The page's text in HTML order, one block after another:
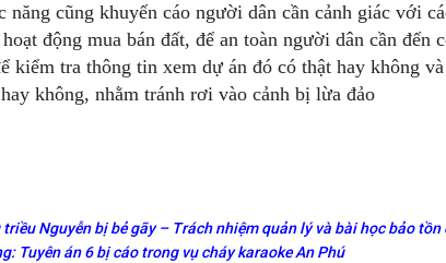
năng cũng khuyến cáo người dân cần cảnh giác với
động mua bán đất, để an toàn người dân cần đến
kiểm tra thông tin xem dự án đó có thật hay không
không, nhằm tránh rơi vào cảnh bị lừa đảo
Nguyễn bị bẻ gãy – Trách nhiệm quản lý và bài học bảo tồn
Tuyên án 6 bị cáo trong vụ cháy karaoke An Phú